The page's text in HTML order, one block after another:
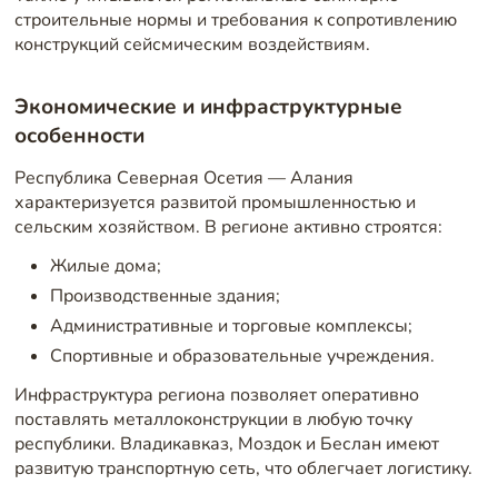
строительные нормы и требования к сопротивлению
конструкций сейсмическим воздействиям.
Экономические и инфраструктурные
особенности
Республика Северная Осетия — Алания
характеризуется развитой промышленностью и
сельским хозяйством. В регионе активно строятся:
Жилые дома;
Производственные здания;
Административные и торговые комплексы;
Спортивные и образовательные учреждения.
Инфраструктура региона позволяет оперативно
поставлять металлоконструкции в любую точку
республики. Владикавказ, Моздок и Беслан имеют
развитую транспортную сеть, что облегчает логистику.